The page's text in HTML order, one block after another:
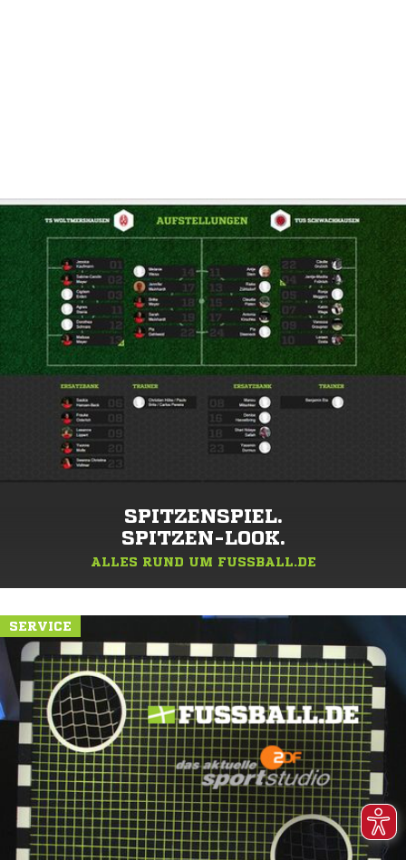
SPITZENSPIEL.
SPITZEN-LOOK.
ALLES RUND UM FUSSBALL.DE
SERVICE